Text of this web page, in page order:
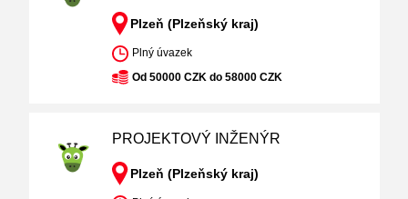
Plzeň (Plzeňský kraj)
Plný úvazek
Od 50000 CZK do 58000 CZK
PROJEKTOVÝ INŽENÝR
Plzeň (Plzeňský kraj)